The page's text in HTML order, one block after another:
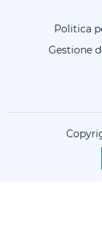
Politica
Gestione